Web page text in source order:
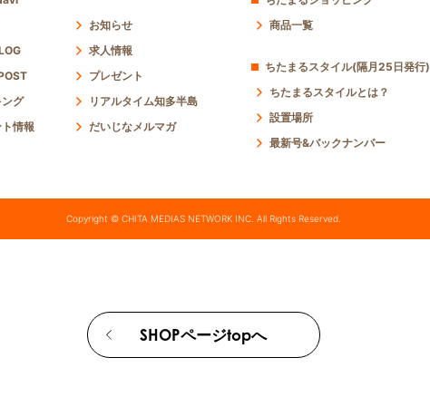
グ
情報
お知らせ
求人情報
プレゼント
リアルタイム知多半島
だいじなメルマガ
商品一覧
ちたまるスタイル(隔月25日発行)
ちたまるスタイルとは？
設置場所
最新号&バックナンバー
Copyright © CHITA MEDIAS NETWORK INC. All Rights Reserved.
SHOPページtopへ